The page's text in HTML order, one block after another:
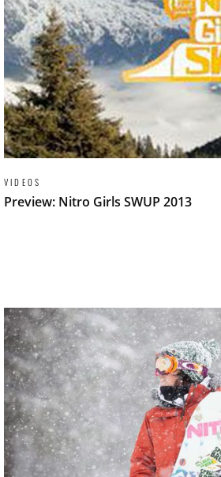
VIDEOS
Preview: Nitro Girls SWUP 2013